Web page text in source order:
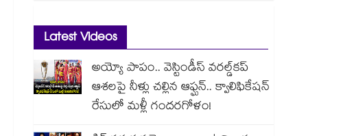
Latest Videos
అయ్యో పాపం.. వెస్టిండీస్ వరల్డ్‌కప్
ఆశలపై నీళ్లు చల్లిన ఆఫ్ఘన్.. క్వాలిఫికేషన్
రేసులో మళ్లీ గందరగోళం!